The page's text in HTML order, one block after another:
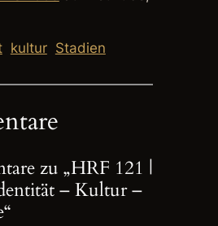
kultur Stadien
zu „HRF 121 |
– Kultur –